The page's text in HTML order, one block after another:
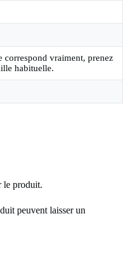
correspond vraiment, prenez
habituelle.
le produit.
peuvent laisser un